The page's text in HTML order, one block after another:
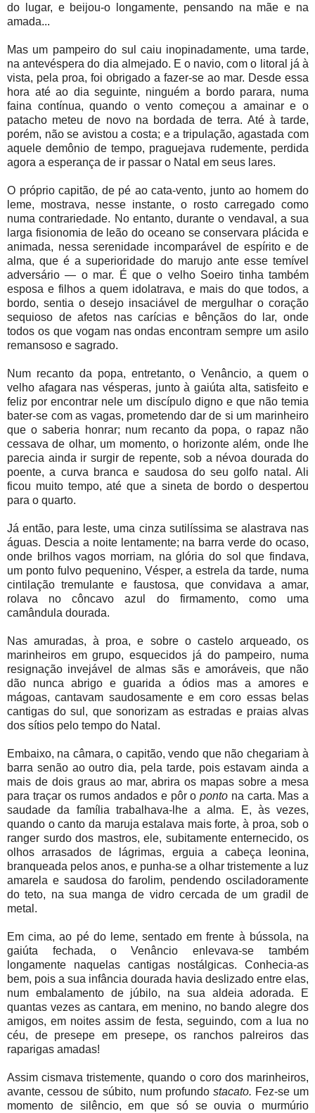
do lugar, e beijou-o longamente, pensando na mãe e na
amada...
Mas um pampeiro do sul caiu inopinadamente, uma tarde,
na antevéspera do dia almejado. E o navio, com o litoral já à
vista, pela proa, foi obrigado a fazer-se ao mar. Desde essa
hora até ao dia seguinte, ninguém a bordo parara, numa
faina contínua, quando o vento começou a amainar e o
patacho meteu de novo na bordada de terra. Até à tarde,
porém, não se avistou a costa; e a tripulação, agastada com
aquele demônio de tempo, praguejava rudemente, perdida
agora a esperança de ir passar o Natal em seus lares.
O próprio capitão, de pé ao cata-vento, junto ao homem do
leme, mostrava, nesse instante, o rosto carregado como
numa contrariedade. No entanto, durante o vendaval, a sua
larga fisionomia de leão do oceano se conservara plácida e
animada, nessa serenidade incomparável de espírito e de
alma, que é a superioridade do marujo ante esse temível
adversário — o mar. É que o velho Soeiro tinha também
esposa e filhos a quem idolatrava, e mais do que todos, a
bordo, sentia o desejo insaciável de mergulhar o coração
sequioso de afetos nas carícias e bênçãos do lar, onde
todos os que vogam nas ondas encontram sempre um asilo
remansoso e sagrado.
Num recanto da popa, entretanto, o Venâncio, a quem o
velho afagara nas vésperas, junto à gaiúta alta, satisfeito e
feliz por encontrar nele um discípulo digno e que não temia
bater-se com as vagas, prometendo dar de si um marinheiro
que o saberia honrar; num recanto da popa, o rapaz não
cessava de olhar, um momento, o horizonte além, onde lhe
parecia ainda ir surgir de repente, sob a névoa dourada do
poente, a curva branca e saudosa do seu golfo natal. Ali
ficou muito tempo, até que a sineta de bordo o despertou
para o quarto.
Já então, para leste, uma cinza sutilíssima se alastrava nas
águas. Descia a noite lentamente; na barra verde do ocaso,
onde brilhos vagos morriam, na glória do sol que findava,
um ponto fulvo pequenino, Vésper, a estrela da tarde, numa
cintilação tremulante e faustosa, que convidava a amar,
rolava no côncavo azul do firmamento, como uma
camândula dourada.
Nas amuradas, à proa, e sobre o castelo arqueado, os
marinheiros em grupo, esquecidos já do pampeiro, numa
resignação invejável de almas sãs e amoráveis, que não
dão nunca abrigo e guarida a ódios mas a amores e
mágoas, cantavam saudosamente e em coro essas belas
cantigas do sul, que sonorizam as estradas e praias alvas
dos sítios pelo tempo do Natal.
Embaixo, na câmara, o capitão, vendo que não chegariam à
barra senão ao outro dia, pela tarde, pois estavam ainda a
mais de dois graus ao mar, abrira os mapas sobre a mesa
para traçar os rumos andados e pôr o ponto na carta. Mas a
saudade da família trabalhava-lhe a alma. E, às vezes,
quando o canto da maruja estalava mais forte, à proa, sob o
ranger surdo dos mastros, ele, subitamente enternecido, os
olhos arrasados de lágrimas, erguia a cabeça leonina,
branqueada pelos anos, e punha-se a olhar tristemente a luz
amarela e saudosa do farolim, pendendo osciladoramente
do teto, na sua manga de vidro cercada de um gradil de
metal.
Em cima, ao pé do leme, sentado em frente à bússola, na
gaiúta fechada, o Venâncio enlevava-se também
longamente naquelas cantigas nostálgicas. Conhecia-as
bem, pois a sua infância dourada havia deslizado entre elas,
num embalamento de júbilo, na sua aldeia adorada. E
quantas vezes as cantara, em menino, no bando alegre dos
amigos, em noites assim de festa, seguindo, com a lua no
céu, de presepe em presepe, os ranchos palreiros das
raparigas amadas!
Assim cismava tristemente, quando o coro dos marinheiros,
avante, cessou de súbito, num profundo stacato. Fez-se um
momento de silêncio, em que só se ouvia o murmúrio